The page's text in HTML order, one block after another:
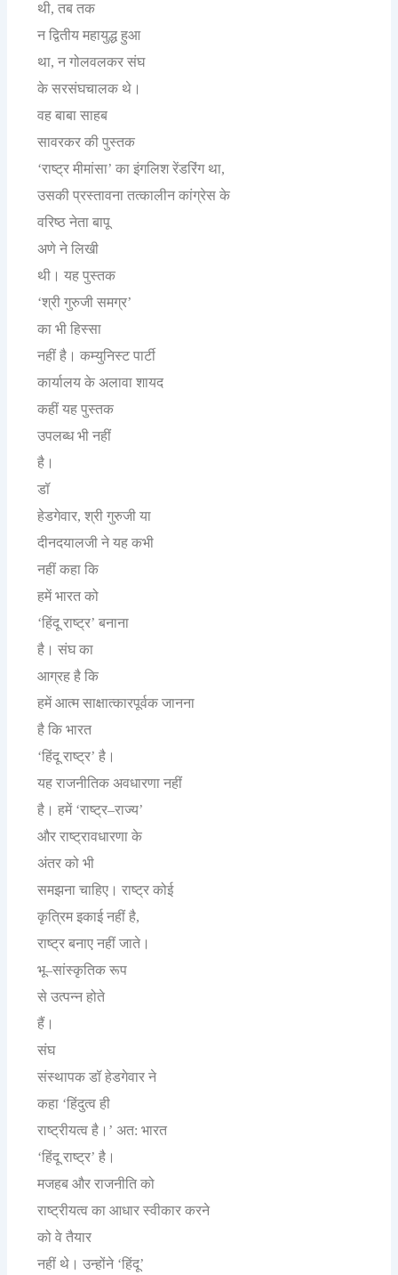
थी,तब तक
नद्वितीय महायुद्ध हुआ
था,नगोलवलकर संघ
के सरसंघचालक थे।
वह बाबा साहब
सावरकर की पुस्तक
‘राष्ट्र मीमांसा’का इंगलिशरेंडरिंग था,
उसकी प्रस्तावना तत्कालीनकांग्रेस के
वरिष्ठ नेता बापू
अणे नेलिखी
थी। यह पुस्तक
‘श्री गुरुजी समग्र’
का भी हिस्सा
नहींहै। कम्युनिस्टपार्टी
कार्यालय के अलावा शायद
कहींयह पुस्तक
उपलब्धभी नहीं
है।
डॉ
हेडगेवार,श्री गुरुजी या
दीनदयालजी नेयह कभी
नहींकहा कि
हमेंभारत को
‘हिंदू राष्ट्र’बनाना
है। संघका
आग्रह है कि
हमेंआत्मसाक्षात्कारपूर्वक जानना
है कि भारत
‘हिंदू राष्ट्र’है।
यह राजनीतिक अवधारणा नहीं
है। हमें‘राष्ट्र–राज्य’
और राष्ट्रावधारणा के
अंतर को भी
समझना चाहिए। राष्ट्र कोई
कृत्रिमइकाईनहींहै,
राष्ट्र बनाए नहींजाते।
भू–सांस्कृतिक रूप
से उत्पन्नहोते
हैं।
संघ
संस्थापक डॉहेडगेवार ने
कहा ‘हिंदुत्व ही
राष्ट्रीयत्व है। ’अत:भारत
‘हिंदू राष्ट्र’है।
मजहब और राजनीति को
राष्ट्रीयत्व का आधार स्वीकार करने
को वे तैयार
नहीं थे। उन्होंने‘हिंदू’